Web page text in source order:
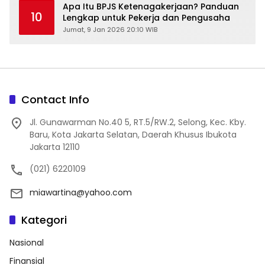
10
Apa Itu BPJS Ketenagakerjaan? Panduan
Lengkap untuk Pekerja dan Pengusaha
Jumat, 9 Jan 2026 20:10 WIB
Contact Info
Jl. Gunawarman No.40 5, RT.5/RW.2, Selong, Kec. Kby.
Baru, Kota Jakarta Selatan, Daerah Khusus Ibukota
Jakarta 12110
(021) 6220109
miawartina@yahoo.com
Kategori
Nasional
Finansial